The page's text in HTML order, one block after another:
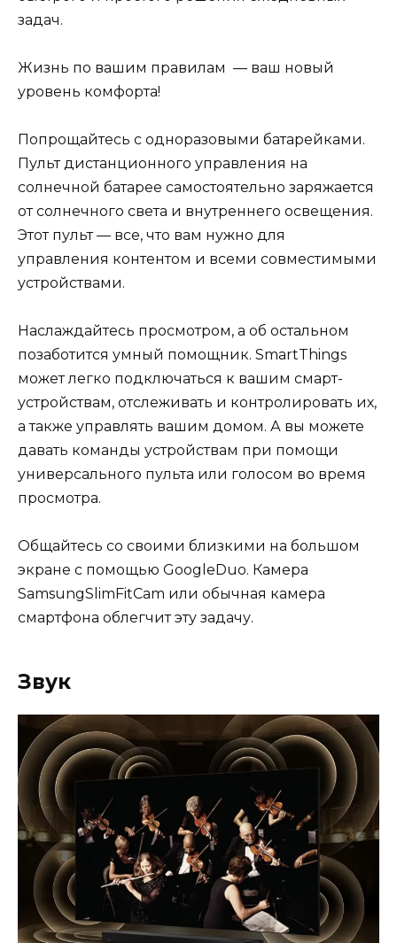
задач.
Жизнь по вашим правилам — ваш новый
уровень комфорта!
Попрощайтесь с одноразовыми батарейками.
Пульт дистанционного управления на
солнечной батарее самостоятельно заряжается
от солнечного света и внутреннего освещения.
Этот пульт — все, что вам нужно для
управления контентом и всеми совместимыми
устройствами.
Наслаждайтесь просмотром, а об остальном
позаботится умный помощник. SmartThings
может легко подключаться к вашим смарт-
устройствам, отслеживать и контролировать их,
а также управлять вашим домом. А вы можете
давать команды устройствам при помощи
универсального пульта или голосом во время
просмотра.
Общайтесь со своими близкими на большом
экране с помощью GoogleDuo. Камера
SamsungSlimFitCam или обычная камера
смартфона облегчит эту задачу.
Звук